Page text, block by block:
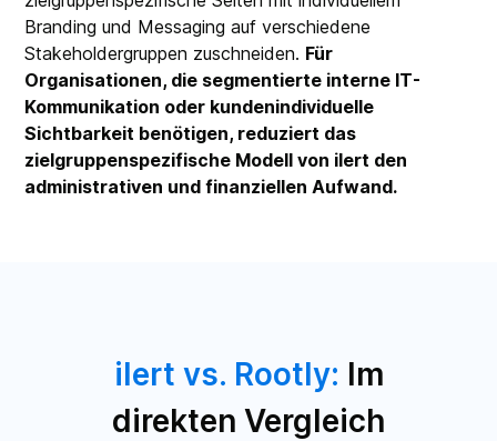
Branding und Messaging auf verschiedene
Stakeholdergruppen zuschneiden. Für
Organisationen, die segmentierte interne IT-
Kommunikation oder kundenindividuelle
Sichtbarkeit benötigen, reduziert das
zielgruppenspezifische Modell von ilert den
administrativen und finanziellen Aufwand.
ilert vs. Rootly: Im
direkten Vergleich